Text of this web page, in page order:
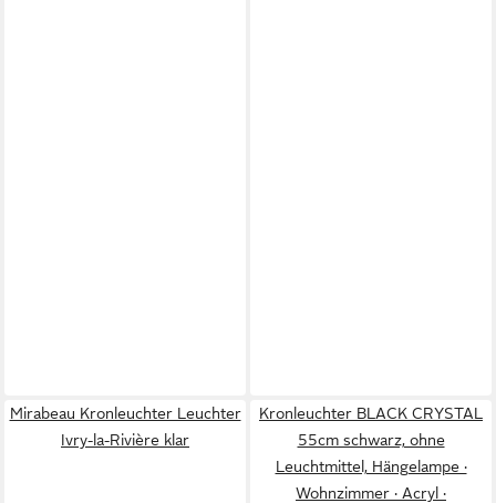
Mirabeau Kronleuchter Leuchter
Ivry-la-Rivière klar
Kronleuchter BLACK CRYSTAL
55cm schwarz, ohne
Leuchtmittel, Hängelampe ·
Wohnzimmer · Acryl ·